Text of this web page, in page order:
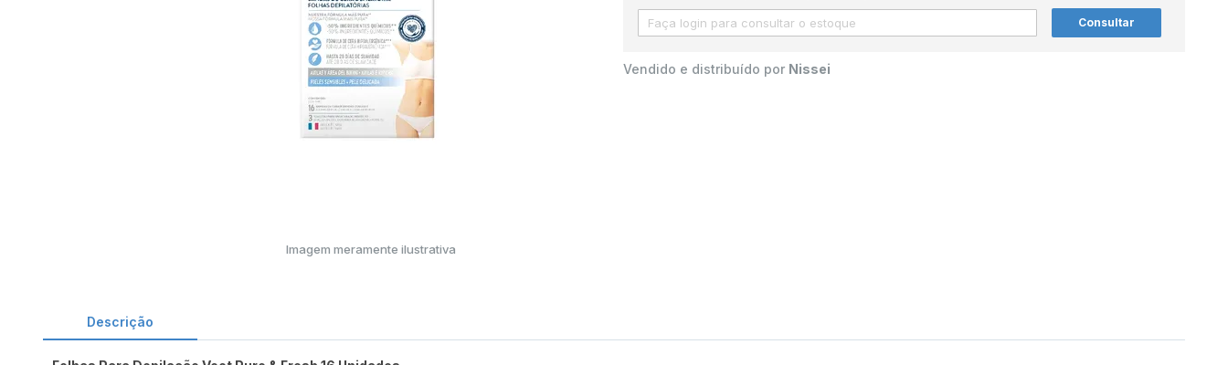
Imagem meramente ilustrativa
Consultar
Vendido e distribuído por Nissei
Descrição